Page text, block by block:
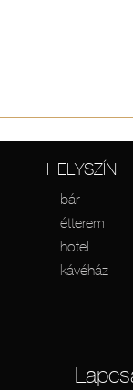
HELYSZÍN
bár
étterem
hotel
kávéház